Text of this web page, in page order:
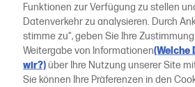
Funktionen zur Verfügung zu stellen
Datenverkehr zu analysieren. Durch
stimme zu“, geben Sie Ihre
Weitergabe von Informationen(Welche
wir?)über Ihre Nutzung unserer Site
Sie können Ihre Präferenzen in den